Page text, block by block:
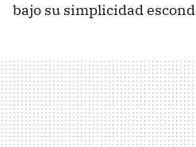
bajo su simplicidad